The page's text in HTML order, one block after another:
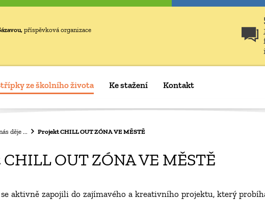
příspěvková organizace
ze školního života Ke stažení Kontakt
děje ... Projekt CHILL OUT ZÓNA VE MĚSTĚ
OUT ZÓNA VE MĚSTĚ
aktivně zapojili do zajímavého a kreativního projektu, který